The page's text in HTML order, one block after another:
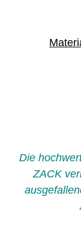
Die
ZACK